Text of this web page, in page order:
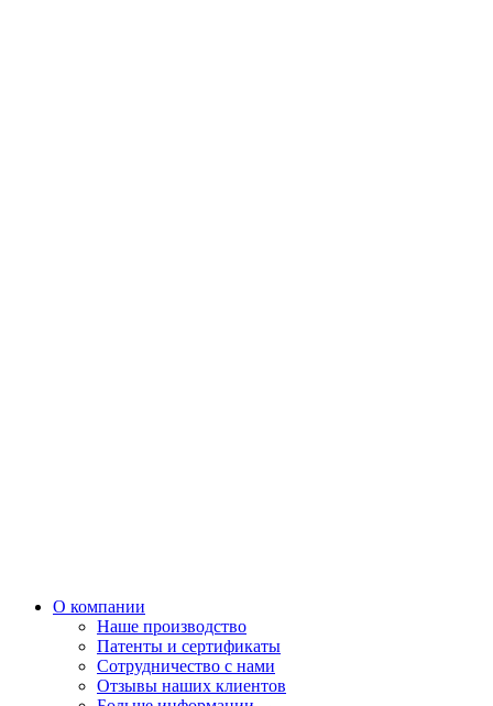
О компании
Наше производство
Патенты и сертификаты
Сотрудничество с нами
Отзывы наших клиентов